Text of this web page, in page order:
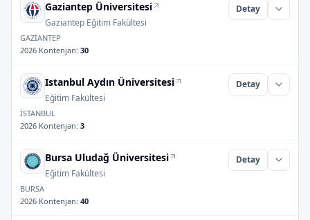
Gaziantep Üniversitesi
Gaziantep Eğitim Fakültesi
Detay
GAZİANTEP
2026 Kontenjan: 30
Istanbul Aydın Üniversitesi
Eğitim Fakültesi
Detay
İSTANBUL
2026 Kontenjan: 3
Bursa Uludağ Üniversitesi
Eğitim Fakültesi
Detay
BURSA
2026 Kontenjan: 40